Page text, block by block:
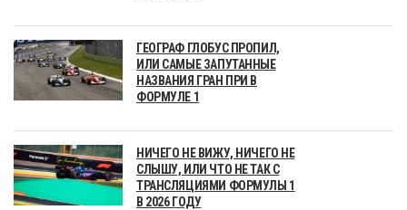
ГЕОГРАФ ГЛОБУС ПРОПИЛ,
ИЛИ САМЫЕ ЗАПУТАННЫЕ
НАЗВАНИЯ ГРАН ПРИ В
ФОРМУЛЕ 1
НИЧЕГО НЕ ВИЖУ, НИЧЕГО НЕ
СЛЫШУ, ИЛИ ЧТО НЕ ТАК С
ТРАНСЛЯЦИЯМИ ФОРМУЛЫ 1
В 2026 ГОДУ